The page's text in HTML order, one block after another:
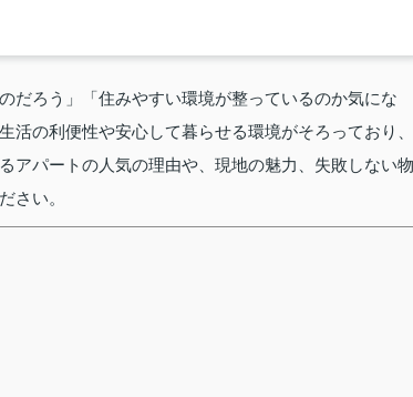
だろう」「住みやすい環境が整っているのか気にな
活の利便性や安心して暮らせる環境がそろっており、
アパートの人気の理由や、現地の魅力、失敗しない物
さい。